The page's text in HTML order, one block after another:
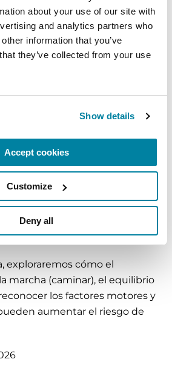
about your use of our site with
and analytics partners who
information that you’ve
they’ve collected from your use
Show details
Accept cookies
Customize
Deny all
apegaremos a los
y locales en vigor
referentes a COVID. Se
ser necesario.
Events
y gestionar los
con la EP
exploraremos cómo el
marcha (caminar), el equilibrio
los factores motores y
aumentar el riesgo de